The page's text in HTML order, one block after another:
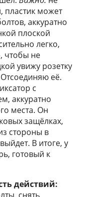
пластик может
аккуратно
плоской
легко,
чтобы не
увижу розетку
её.
с
аккуратно
места. Он
защёлках,
стороны в
В итоге, у
готовый к
действий: